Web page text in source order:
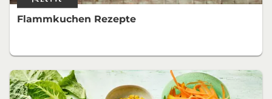
Flammkuchen Rezepte